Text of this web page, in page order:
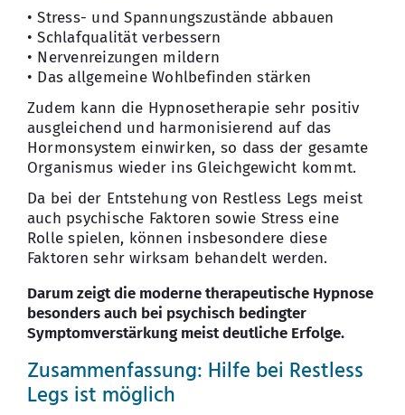
• Stress- und Spannungszustände abbauen
• Schlafqualität verbessern
• Nervenreizungen mildern
• Das allgemeine Wohlbefinden stärken
Zudem kann die Hypnosetherapie sehr positiv
ausgleichend und harmonisierend auf das
Hormonsystem einwirken, so dass der gesamte
Organismus wieder ins Gleichgewicht kommt.
Da bei der Entstehung von Restless Legs meist
auch psychische Faktoren sowie Stress eine
Rolle spielen, können insbesondere diese
Faktoren sehr wirksam behandelt werden.
Darum zeigt die moderne therapeutische Hypnose
besonders auch bei psychisch bedingter
Symptomverstärkung meist deutliche Erfolge.
Zusammenfassung: Hilfe bei Restless
Legs ist möglich